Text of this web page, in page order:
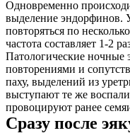
Одновременно
выделение эндорфинов.
повторяться по
частота составляет 1-2
Патологические ночные
повторениями и
паху, выделений из
выступают те же
провоцируют ранее
Сразу после